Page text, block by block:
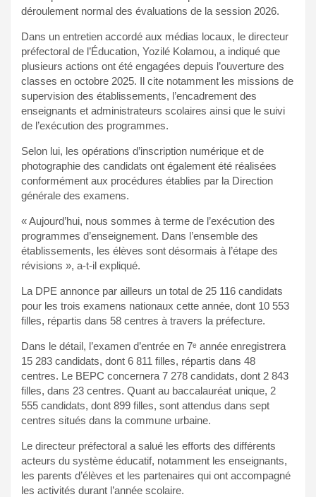
déroulement normal des évaluations de la session 2026.
Dans un entretien accordé aux médias locaux, le directeur
préfectoral de l’Éducation, Yozilé Kolamou, a indiqué que
plusieurs actions ont été engagées depuis l’ouverture des
classes en octobre 2025. Il cite notamment les missions de
supervision des établissements, l’encadrement des
enseignants et administrateurs scolaires ainsi que le suivi
de l’exécution des programmes.
Selon lui, les opérations d’inscription numérique et de
photographie des candidats ont également été réalisées
conformément aux procédures établies par la Direction
générale des examens.
« Aujourd’hui, nous sommes à terme de l’exécution des
programmes d’enseignement. Dans l’ensemble des
établissements, les élèves sont désormais à l’étape des
révisions », a-t-il expliqué.
La DPE annonce par ailleurs un total de 25 116 candidats
pour les trois examens nationaux cette année, dont 10 553
filles, répartis dans 58 centres à travers la préfecture.
Dans le détail, l’examen d’entrée en 7ᵉ année enregistrera
15 283 candidats, dont 6 811 filles, répartis dans 48
centres. Le BEPC concernera 7 278 candidats, dont 2 843
filles, dans 23 centres. Quant au baccalauréat unique, 2
555 candidats, dont 899 filles, sont attendus dans sept
centres situés dans la commune urbaine.
Le directeur préfectoral a salué les efforts des différents
acteurs du système éducatif, notamment les enseignants,
les parents d’élèves et les partenaires qui ont accompagné
les activités durant l’année scolaire.